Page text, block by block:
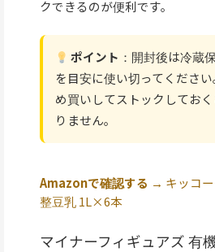
クできるのが便利です。
ポイント ：開封後は冷蔵
を目安に使い切ってくださ
め買いしてストックしてお
りません。
Amazonで確認する → キッコ
整豆乳 1L×6本
マイナーフィギュアズ 有